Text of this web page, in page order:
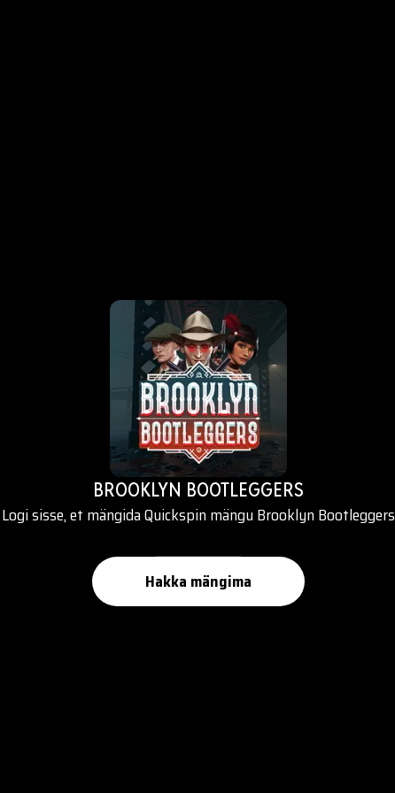
BROOKLYN BOOTLEGGERS
Logi sisse, et mängida Quickspin mängu Brooklyn Bootleggers
Hakka mängima